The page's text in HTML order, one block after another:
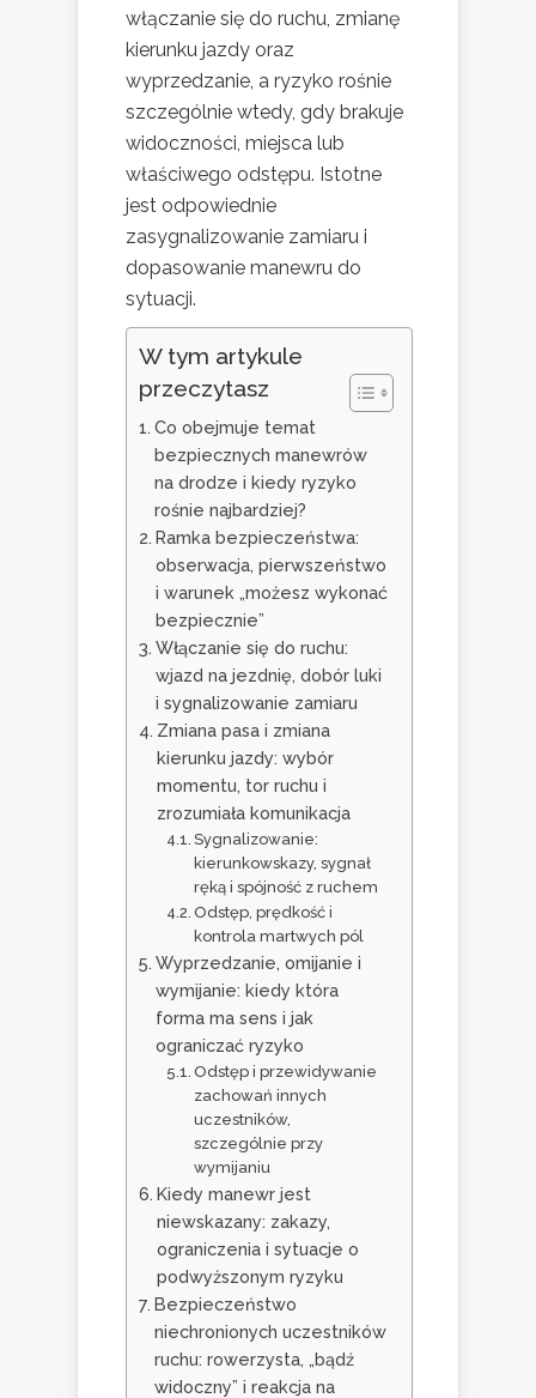
włączanie się do ruchu, zmianę
kierunku jazdy oraz
wyprzedzanie, a ryzyko rośnie
szczególnie wtedy, gdy brakuje
widoczności, miejsca lub
właściwego odstępu. Istotne
jest odpowiednie
zasygnalizowanie zamiaru i
dopasowanie manewru do
sytuacji.
W tym artykule
przeczytasz
Co obejmuje temat
bezpiecznych manewrów
na drodze i kiedy ryzyko
rośnie najbardziej?
Ramka bezpieczeństwa:
obserwacja, pierwszeństwo
i warunek „możesz wykonać
bezpiecznie”
Włączanie się do ruchu:
wjazd na jezdnię, dobór luki
i sygnalizowanie zamiaru
Zmiana pasa i zmiana
kierunku jazdy: wybór
momentu, tor ruchu i
zrozumiała komunikacja
Sygnalizowanie:
kierunkowskazy, sygnał
ręką i spójność z ruchem
Odstęp, prędkość i
kontrola martwych pól
Wyprzedzanie, omijanie i
wymijanie: kiedy która
forma ma sens i jak
ograniczać ryzyko
Odstęp i przewidywanie
zachowań innych
uczestników,
szczególnie przy
wymijaniu
Kiedy manewr jest
niewskazany: zakazy,
ograniczenia i sytuacje o
podwyższonym ryzyku
Bezpieczeństwo
niechronionych uczestników
ruchu: rowerzysta, „bądź
widoczny” i reakcja na